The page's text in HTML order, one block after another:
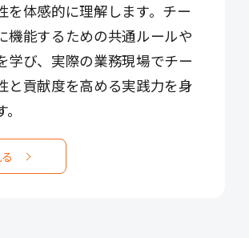
を体感的に理解します。チー
機能するための共通ルールや
学び、実際の業務現場でチー
と貢献度を高める実践力を身